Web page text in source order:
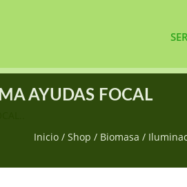
AYUDAS FOCAL
Inicio / Shop / Biomasa /